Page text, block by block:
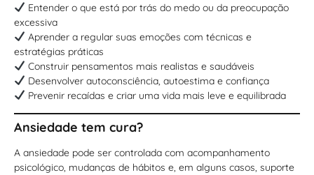
Entender o que está por trás do medo ou da preocupação
excessiva
Aprender a regular suas emoções com técnicas e
estratégias práticas
Construir pensamentos mais realistas e saudáveis
Desenvolver autoconsciência, autoestima e confiança
Prevenir recaídas e criar uma vida mais leve e equilibrada
Ansiedade tem cura?
A ansiedade pode ser controlada com acompanhamento
psicológico, mudanças de hábitos e, em alguns casos, suporte